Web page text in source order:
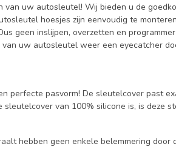
van uw autosleutel! Wij bieden u de
hoesjes zijn eenvoudig te
geen inslijpen, overzetten en
uw autosleutel weer een eyecatcher
perfecte pasvorm! De sleutelcover past
sleutelcover van 100% silicone is, is deze
hebben geen enkele belemmering door